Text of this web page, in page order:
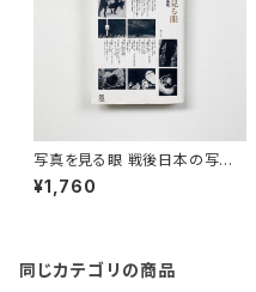
写真を見る眼 戦後日本の写真
表現 <写真叢書>(新装版) | 長
谷川明
¥1,760
同じカテゴリの商品